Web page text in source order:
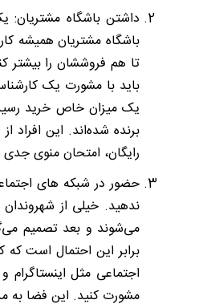
باشگاه مشتریان همیشه
تا هم فروششان را
باید با مشورت یک
یک میزان خاص خرید
رایگان، امتحان منوی
حضور در شبکه های
ندهید. خیلی از
اجتماعی مثل
مشورت کنید. این فضا به